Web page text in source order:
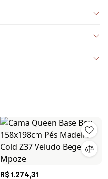
R$ 1.274,31